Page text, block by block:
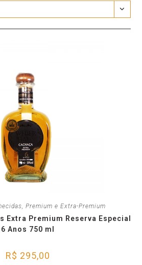
, Premium e Extra-Premium
Extra Premium Reserva Especial
6 Anos 750 ml
R$ 295,00